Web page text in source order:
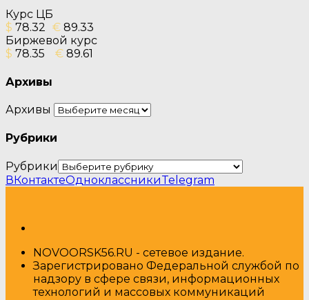
Курс ЦБ
$ 78.32 € 89.33
Биржевой курс
$ 78.35 € 89.61
Архивы
Архивы
Рубрики
Рубрики
ВКонтактеОдноклассникиTelegram
NOVOORSK56.RU - сетевое издание.
Зарегистрировано Федеральной службой по
надзору в сфере связи, информационных
технологий и массовых коммуникаций